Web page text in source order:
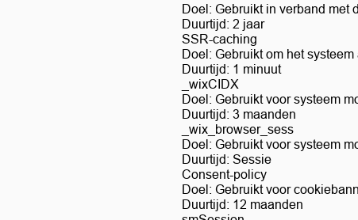
Doel: Gebruikt in verband met
Duurtijd: 2 jaar
SSR-caching
Doel: Gebruikt om het
Duurtijd: 1 minuut
_wixCIDX
Doel: Gebruikt voor systeem
Duurtijd: 3 maanden
_wix_browser_sess
Doel: Gebruikt voor systeem
Duurtijd: Sessie
Consent-policy
Doel: Gebruikt voor
Duurtijd: 12 maanden